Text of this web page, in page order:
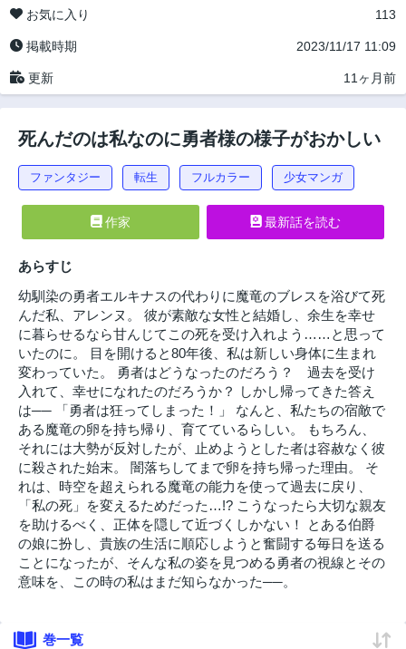
お気に入り 113
掲載時期 2023/11/17 11:09
更新 11ヶ月前
死んだのは私なのに勇者様の様子がおかしい
ファンタジー 転生 フルカラー 少女マンガ
作家 最新話を読む
あらすじ
幼馴染の勇者エルキナスの代わりに魔竜のブレスを浴びて死
んだ私、アレンヌ。 彼が素敵な女性と結婚し、余生を幸せ
に暮らせるなら甘んじてこの死を受け入れよう……と思って
いたのに。 目を開けると80年後、私は新しい身体に生まれ
変わっていた。 勇者はどうなったのだろう？ 過去を受け
入れて、幸せになれたのだろうか？ しかし帰ってきた答え
は── 「勇者は狂ってしまった！」 なんと、私たちの宿敵で
ある魔竜の卵を持ち帰り、育てているらしい。 もちろん、
それには大勢が反対したが、止めようとした者は容赦なく彼
に殺された始末。 闇落ちしてまで卵を持ち帰った理由。 そ
れは、時空を超えられる魔竜の能力を使って過去に戻り、
「私の死」を変えるためだった…!? こうなったら大切な親友
を助けるべく、正体を隠して近づくしかない！ とある伯爵
の娘に扮し、貴族の生活に順応しようと奮闘する毎日を送る
ことになったが、そんな私の姿を見つめる勇者の視線とその
意味を、この時の私はまだ知らなかった──。
巻一覧